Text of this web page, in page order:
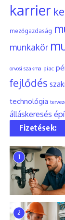
karrier
mezőgazdaság
munkakör
orvosi szakma piac
fejlődés
technológia
álláskeresés
Fizetések:
1
2